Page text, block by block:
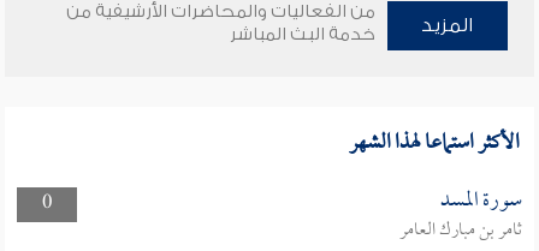
المزيد
من الفعاليات والمحاضرات الأرشيفية من
خدمة البث المباشر
الأكثر استماعا لهذا الشهر
0 سورة المسد
ثامر بن مبارك العامر